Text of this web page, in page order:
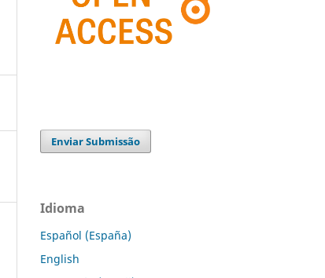
Enviar Submissão
Idioma
Español (España)
English